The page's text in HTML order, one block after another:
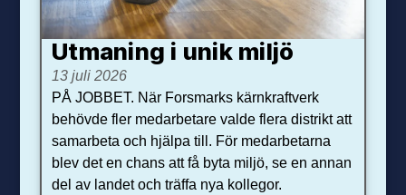
Utmaning i unik miljö
13 juli 2026
PÅ JOBBET. När Forsmarks kärnkraftverk
behövde fler medarbetare valde flera distrikt att
samarbeta och hjälpa till. För medarbetarna
blev det en chans att få byta miljö, se en annan
del av landet och träffa nya kollegor.